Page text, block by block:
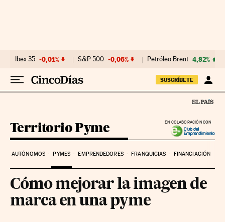
Ibex 35 -0,01% S&P 500 -0,06% Petróleo Brent 4,82%
SUSCRÍBETE
EN COLABORACIÓN CON
Territorio Pyme
AUTÓNOMOS PYMES EMPRENDEDORES FRANQUICIAS FINANCIACIÓN
Cómo mejorar la imagen de
marca en una pyme